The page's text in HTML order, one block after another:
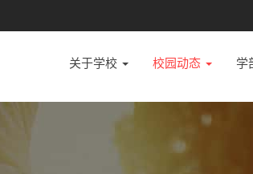
关于学校 校园动态 学